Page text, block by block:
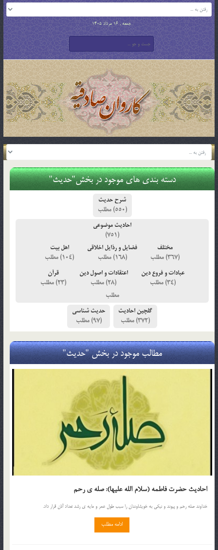
جمعه , 16 مرداد 1405
دسته بندی های موجود در بخش"حدیث"
شرح حدیث
(550)
احادیث موضوعی
(751)
مختلف
(367)
فضایل و رذایل اخلاقی
(168)
اهل بیت
(104)
عبادات و فروع دین
(34)
اعتقادات و اصول دین
(28)
قرآن
(23)
گلچین احادیث
(372)
حدیث شناسی
(97)
مطالب موجود در بخش "حدیث"
احادیث حضرت فاطمه (سلام الله علیها): صله ی رحم
خداوند صله رحم و پیوند و نیکی به خویشاوندان را سبب طول عمر و مایه ی رشد تعداد آنان قرار داد.
ادامه مطلب